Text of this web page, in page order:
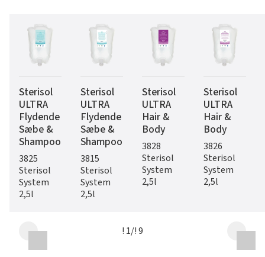
Sterisol
ULTRA
Flydende
Sæbe &
Shampoo
3825
Sterisol
System
2,5l
Sterisol
ULTRA
Flydende
Sæbe &
Shampoo
3815
Sterisol
System
2,5l
Sterisol
ULTRA
Hair &
Body
3828
Sterisol
System
2,5l
Sterisol
ULTRA
Hair &
Body
3826
Sterisol
System
2,5l
! 1/! 9